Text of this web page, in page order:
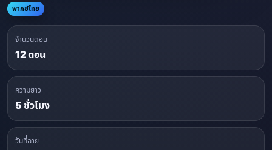
พากย์ไทย
จำนวนตอน
12 ตอน
ความยาว
5 ชั่วโมง
วันที่ฉาย